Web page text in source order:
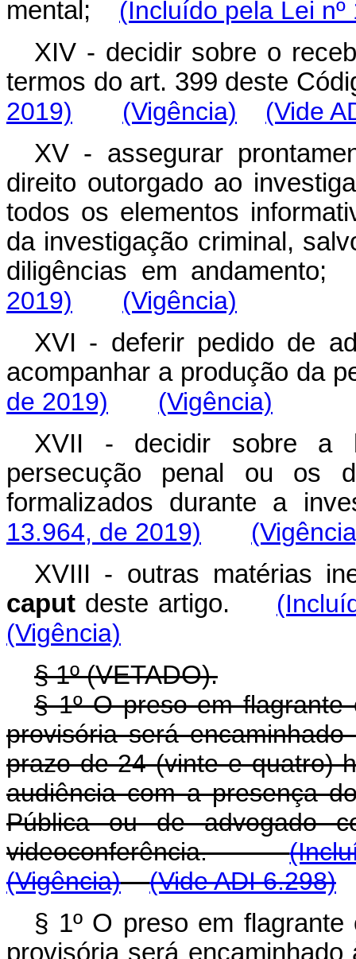
mental; (Incluído pela Lei
XIV - decidir sobre o
termos do art. 399 deste
2019)
(Vigência)
(Vide
XV - assegurar
direito outorgado ao
todos os elementos
da investigação criminal,
diligências em
2019)
(Vigência)
XVI - deferir pedido de
acompanhar a produção
de 2019)
(Vigência)
XVII - decidir sobre a
persecução penal ou os
formalizados durante a
13.964, de 2019)
XVIII - outras matérias
caput deste artigo.
(Vigência)
§ 1º (VETADO).
§ 1º O preso em
provisória será
prazo de 24 (vinte e quatro)
audiência com a presença
Pública ou de advogado
videoconferência.
(Vigência)
(Vide ADI 6.298)
§ 1º O preso em
provisória será